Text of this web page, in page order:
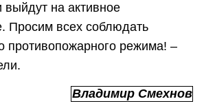
выйдут на активное
Просим всех соблюдать
противопожарного режима! –
Владимир Смехнов